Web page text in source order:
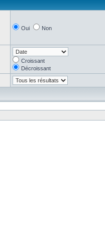
Oui Non
Croissant
Décroissant